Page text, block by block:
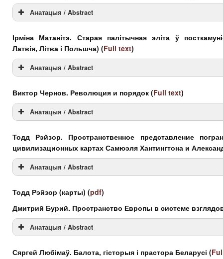
Abstract(EN)
Анатацыя / Abstract
Abstract(EN)
Ірміна Матанітэ. Старая палітычная эліта ў
Латвія, Літва і Польшча) (Full text)
Анатацыя / Abstract
Abstract(EN)
Виктор Чернов. Революция и порядок (Full text)
Анатацыя / Abstract
Abstract(EN)
Тодд Рэйзор. Пространственное представление
цивилизационных картах Самюэля Хантингтона и
Анатацыя / Abstract
Abstract(EN)
Тодд Рэйзор (карты) (pdf)
Дмитрий Бурий. Пространство Европы в системе
Анатацыя / Abstract
Сяргей Любімаў. Балота, гісторыя і прастора Беларусі (